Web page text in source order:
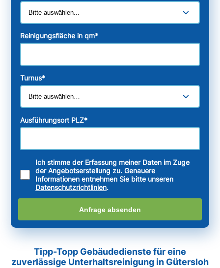
Reinigungsfläche in qm*
Turnus*
Ausführungsort PLZ*
Ich stimme der Erfassung meiner Daten im Zuge
der Angebotserstellung zu. Genauere
Informationen entnehmen Sie bitte unseren
Datenschutzrichtlinien.
Anfrage absenden
Tipp-Topp Gebäudedienste für eine
zuverlässige Unterhaltsreinigung in Gütersloh